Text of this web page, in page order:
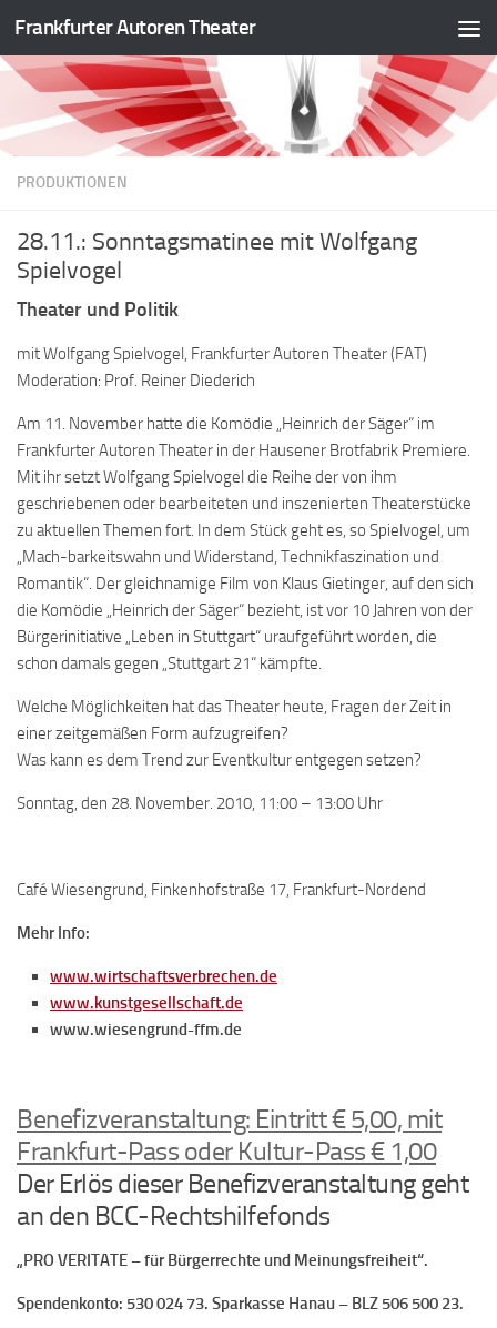
Zum Inhalt springen
Frankfurter Autoren Theater
PRODUKTIONEN
28.11.: Sonntagsmatinee mit Wolfgang
Spielvogel
Theater und Politik
mit Wolfgang Spielvogel, Frankfurter Autoren Theater (FAT)
Moderation: Prof. Reiner Diederich
Am 11. November hatte die Komödie „Heinrich der Säger“ im
Frankfurter Autoren Theater in der Hausener Brotfabrik Premiere.
Mit ihr setzt Wolfgang Spielvogel die Reihe der von ihm
geschriebenen oder bearbeiteten und inszenierten Theaterstücke
zu aktuellen Themen fort. In dem Stück geht es, so Spielvogel, um
„Mach-barkeitswahn und Widerstand, Technikfaszination und
Romantik“. Der gleichnamige Film von Klaus Gietinger, auf den sich
die Komödie „Heinrich der Säger“ bezieht, ist vor 10 Jahren von der
Bürgerinitiative „Leben in Stuttgart“ uraufgeführt worden, die
schon damals gegen „Stuttgart 21“ kämpfte.
Welche Möglichkeiten hat das Theater heute, Fragen der Zeit in
einer zeitgemäßen Form aufzugreifen?
Was kann es dem Trend zur Eventkultur entgegen setzen?
Sonntag, den 28. November. 2010, 11:00 – 13:00 Uhr
Café Wiesengrund, Finkenhofstraße 17, Frankfurt-Nordend
Mehr Info:
www.wirtschaftsverbrechen.de
www.kunstgesellschaft.de
www.wiesengrund-ffm.de
Benefizveranstaltung: Eintritt € 5,00, mit
Frankfurt-Pass oder Kultur-Pass € 1,00
Der Erlös dieser Benefizveranstaltung geht
an den BCC-Rechtshilfefonds
„PRO VERITATE – für Bürgerrechte und Meinungsfreiheit“.
Spendenkonto: 530 024 73. Sparkasse Hanau – BLZ 506 500 23.